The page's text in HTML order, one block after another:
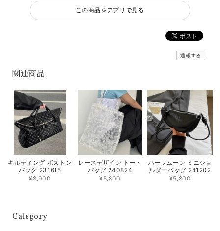
この商品をアプリで見る
通報する
関連商品
キルティング ボストン
バッグ 231615
¥8,900
レースデザイン トート
バッグ 240824
¥5,800
ハーフムーン ミニショ
ルダーバッグ 241202
¥5,800
Category